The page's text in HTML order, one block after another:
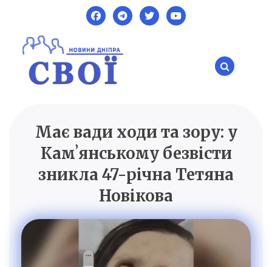
content
SVOI.DP.UA
Новини Дніпра
Має вади ходи та зору: у
Камʼянському безвісти
зникла 47-річна Тетяна
Новікова